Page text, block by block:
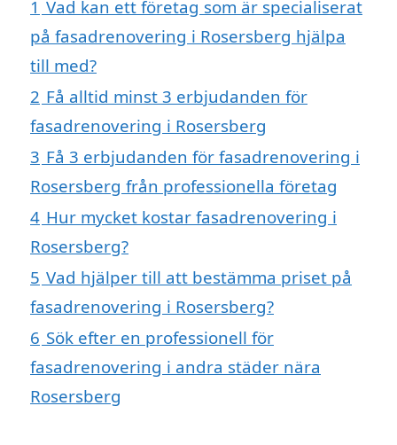
1 Vad kan ett företag som är specialiserat
på fasadrenovering i Rosersberg hjälpa
till med?
2 Få alltid minst 3 erbjudanden för
fasadrenovering i Rosersberg
3 Få 3 erbjudanden för fasadrenovering i
Rosersberg från professionella företag
4 Hur mycket kostar fasadrenovering i
Rosersberg?
5 Vad hjälper till att bestämma priset på
fasadrenovering i Rosersberg?
6 Sök efter en professionell för
fasadrenovering i andra städer nära
Rosersberg